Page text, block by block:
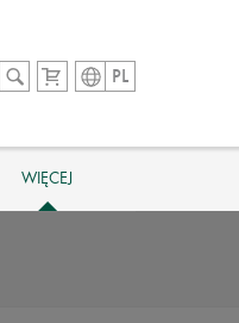
WIĘCEJ
PL